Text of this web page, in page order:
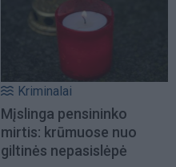
Kriminalai
Mįslinga pensininko
mirtis: krūmuose nuo
giltinės nepasislėpė